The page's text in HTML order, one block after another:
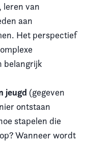
leren van
aan
Het perspectief
belangrijk
jeugd (gegeven
ontstaan
stapelen die
Wanneer wordt